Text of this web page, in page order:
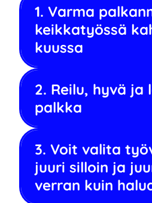
1. Varma
keikkatyössä
kuussa
2. Reilu, hyvä ja
palkka
3. Voit valita
juuri silloin ja
verran kuin